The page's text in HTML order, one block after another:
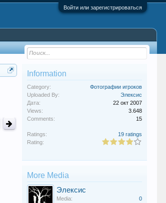
Войти или зарегистрироваться
Information
Category:
Фотографии игроков
Uploaded By:
Элексис
Дата:
22 окт 2007
Views:
3.648
Comments:
15
Ratings:
19 ratings
Rating:
More Media
Элексис
Media:
0